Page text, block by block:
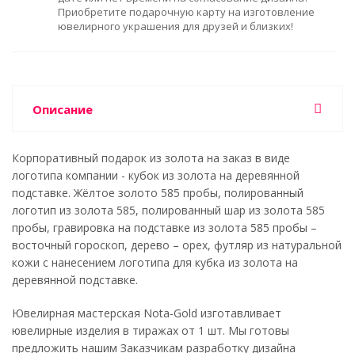
Приобретите подарочную карту на изготовление
ювелирного украшения для друзей и близких!
Описание
Корпоративный подарок из золота на заказ в виде
логотипа компании - кубок из золота на деревянной
подставке. Жёлтое золото 585 пробы, полированный
логотип из золота 585, полированный шар из золота 585
пробы, гравировка на подставке из золота 585 пробы –
восточный гороскоп, дерево – орех, футляр из натуральной
кожи с нанесением логотипа для кубка из золота на
деревянной подставке.
Ювелирная мастерская Nota-Gold изготавливает
ювелирные изделия в тиражах от 1 шт. Мы готовы
предложить нашим Заказчикам разработку дизайна